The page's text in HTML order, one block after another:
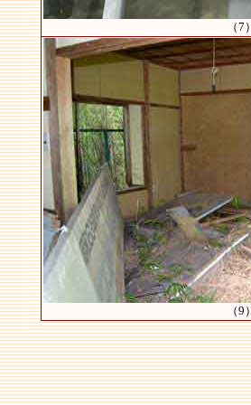
（7）
（9）